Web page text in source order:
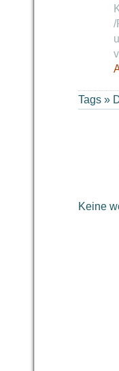
/
Tags »
Keine